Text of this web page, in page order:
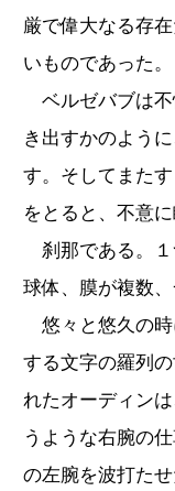
厳で偉大なる存
いものであった。
ベルゼバブは不
き出すかのよう
す。そしてまた
をとると、不意
刹那である。１
球体、膜が複数
悠々と悠久の時
する文字の羅列
れたオーディン
うような右腕の
の左腕を波打た